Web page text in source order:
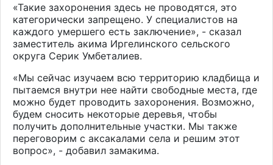
«Такие захоронения здесь не проводятся, это
категорически запрещено. У специалистов на
каждого умершего есть заключение», - сказал
заместитель акима Иргелинского сельского
округа Серик Умбеталиев.
«Мы сейчас изучаем всю территорию кладбища и
пытаемся внутри нее найти свободные места, где
можно будет проводить захоронения. Возможно,
будем сносить некоторые деревья, чтобы
получить дополнительные участки. Мы также
переговорим с аксакалами села и решим этот
вопрос», - добавил замакима.